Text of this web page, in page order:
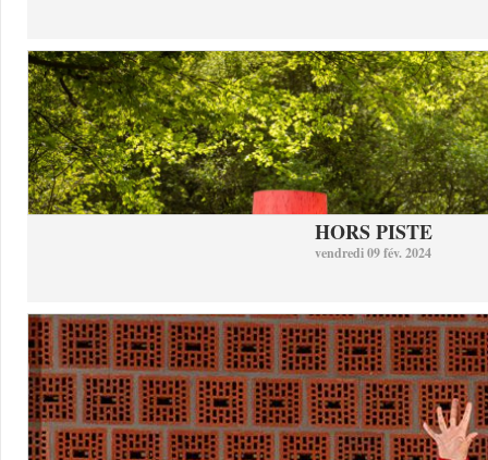
HORS PISTE
vendredi 09 fév. 2024